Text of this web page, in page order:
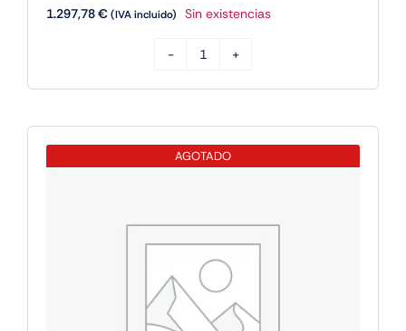
1.297,78€(IVA incluido) Sin existencias
IPAD
13
cantidad
AGOTADO